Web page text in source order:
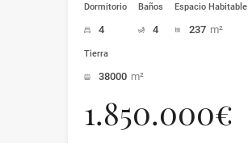
Dormitorio
4
Baños
4
Espacio Habitable
237 m²
Tierra
38000 m²
1.850.000€